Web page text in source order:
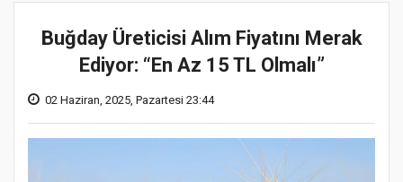
Buğday Üreticisi Alım Fiyatını Merak
Ediyor: “En Az 15 TL Olmalı”
02 Haziran, 2025, Pazartesi 23:44